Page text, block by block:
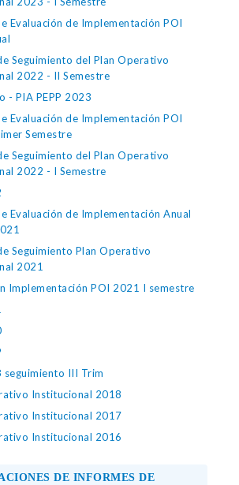
Evaluación de Implementación POI
Seguimiento del Plan Operativo
2022 - II Semestre
- PIA PEPP 2023
Evaluación de Implementación POI
Semestre
Seguimiento del Plan Operativo
2022 - I Semestre
Evaluación de Implementación Anual
Seguimiento Plan Operativo
2021
Implementación POI 2021 I semestre
seguimiento III Trim
Institucional 2018
Institucional 2017
Institucional 2016
DE INFORMES DE